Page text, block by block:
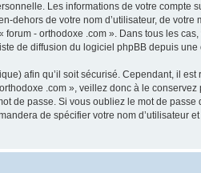
Les informations de votre
dehors de votre nom d’utilisateur, de
- orthodoxe .com ». Dans tous les
de diffusion du logiciel phpBB depuis
afin qu’il soit sécurisé. Cependant, il
.com », veillez donc à le
de passe. Si vous oubliez le mot de
de spécifier votre nom